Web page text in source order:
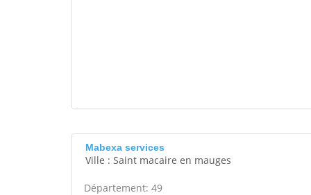
Mabexa services
Ville : Saint macaire en mauges
Département: 49